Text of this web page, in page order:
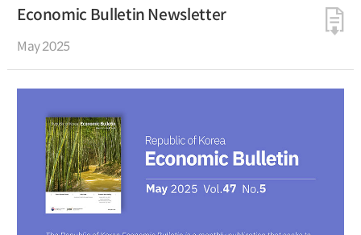
Economic Bulletin Newsletter
May 2025